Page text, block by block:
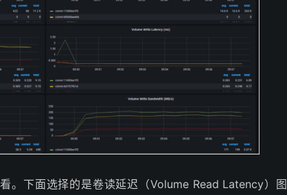
。下面选择的是卷读延迟（Volume Read Latency）图